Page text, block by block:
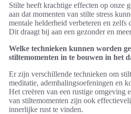
Stilte heeft krachtige effecten op onze
aan dat momenten van stilte stress
mentale helderheid verbeteren en zelfs
Dit draagt bij aan een gezonder en
Welke technieken kunnen worden
stiltemomenten in te bouwen in het
Er zijn verschillende technieken om
meditatie, ademhalingsoefeningen en
Het creëren van een rustige omgeving
van stiltemomenten zijn ook
innerlijke rust te vinden.